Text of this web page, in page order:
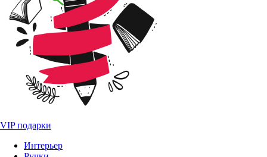
VIP подарки
Интерьер